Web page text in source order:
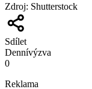
Zdroj: Shutterstock
Sdílet
Dennívýzva
0
Reklama